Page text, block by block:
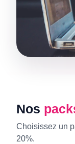
Nos
Choisissez un
20%.